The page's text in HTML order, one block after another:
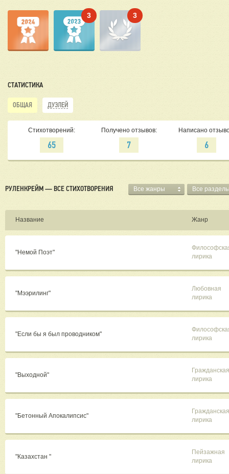
3 3
СТАТИСТИКА
ОБЩАЯ ДУЭЛЕЙ
Стихотворений:
65
Получено отзывов:
7
Написано
6
РУЛЕНКРЕЙМ — ВСЕ СТИХОТВОРЕНИЯ Все жанры Все
Название Жанр
"Немой Поэт"
лирика
"Мээрилинг"
Любовная
лирика
"Если бы я был проводником"
лирика
"Выходной"
Гражданская
лирика
"Бетонный Апокалипсис"
Гражданская
лирика
"Казахстан "
Пейзажная
лирика